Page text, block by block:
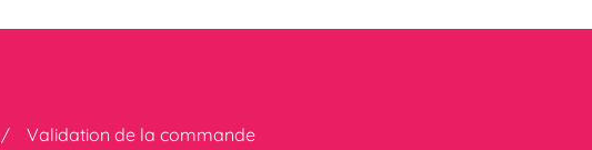
Validation de la commande